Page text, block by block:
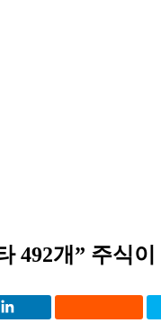
492개” 주식